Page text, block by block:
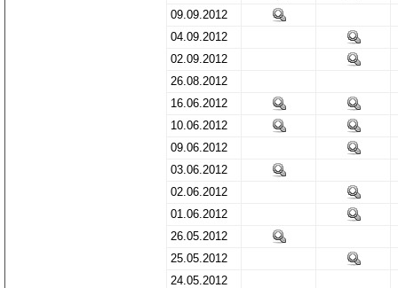
09.09.2012
04.09.2012
02.09.2012
26.08.2012
16.06.2012
10.06.2012
09.06.2012
03.06.2012
02.06.2012
01.06.2012
26.05.2012
25.05.2012
24.05.2012